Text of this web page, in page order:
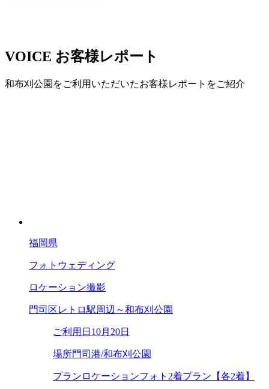
VOICE お客様レポート
和布刈公園をご利用いただいたお客様レポートをご紹介
福岡県
フォトウェディング
ロケーション撮影
門司区レトロ駅周辺～和布刈公園
ご利用日 10月20日
場所門司港/和布刈公園
プラン ロケーションフォト2着プラン【各2着】